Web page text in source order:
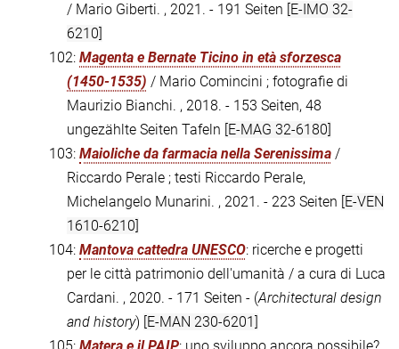
/ Mario Giberti. , 2021. - 191 Seiten [E-IMO 32-
6210]
102: Magenta e Bernate Ticino in età sforzesca
(1450-1535) / Mario Comincini ; fotografie di
Maurizio Bianchi. , 2018. - 153 Seiten, 48
ungezählte Seiten Tafeln [E-MAG 32-6180]
103: Maioliche da farmacia nella Serenissima /
Riccardo Perale ; testi Riccardo Perale,
Michelangelo Munarini. , 2021. - 223 Seiten [E-VEN
1610-6210]
104: Mantova cattedra UNESCO: ricerche e progetti
per le città patrimonio dell'umanità / a cura di Luca
Cardani. , 2020. - 171 Seiten - (Architectural design
and history) [E-MAN 230-6201]